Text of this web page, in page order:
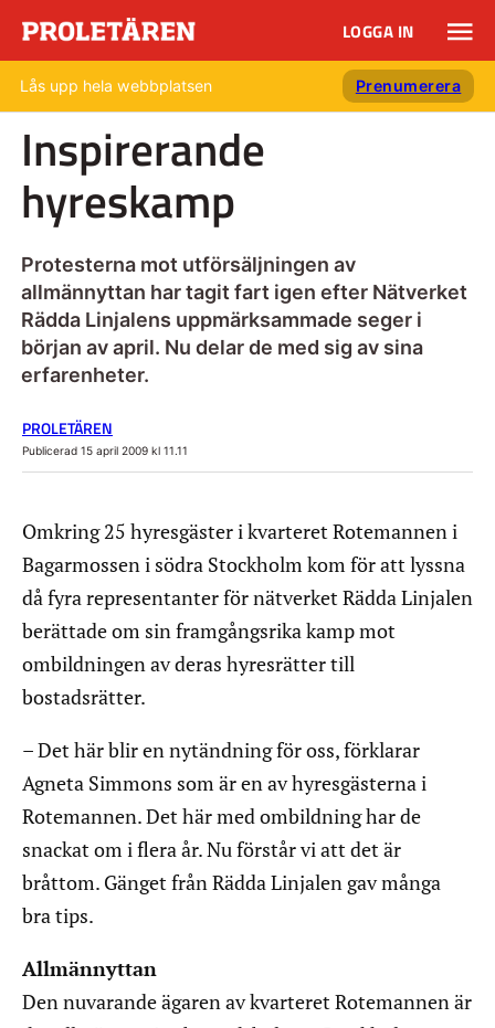
LOGGA IN
Lås upp hela webbplatsen Prenumerera
Inspirerande
hyreskamp
Protesterna mot utförsäljningen av
allmännyttan har tagit fart igen efter Nätverket
Rädda Linjalens uppmärksammade seger i
början av april. Nu delar de med sig av sina
erfarenheter.
PROLETÄREN
Publicerad 15 april 2009 kl 11.11
Omkring 25 hyresgäster i kvarteret Rotemannen i
Bagarmossen i södra Stockholm kom för att lyssna
då fyra representanter för nätverket Rädda Linjalen
berättade om sin framgångsrika kamp mot
ombildningen av deras hyresrätter till
bostadsrätter.
– Det här blir en nytändning för oss, förklarar
Agneta Simmons som är en av hyresgästerna i
Rotemannen. Det här med ombildning har de
snackat om i flera år. Nu förstår vi att det är
bråttom. Gänget från Rädda Linjalen gav många
bra tips.
Allmännyttan
Den nuvarande ägaren av kvarteret Rotemannen är